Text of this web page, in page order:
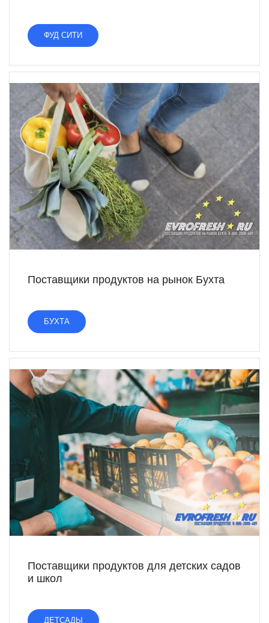
ФУД СИТИ
Поставщики продуктов на рынок Бухта
БУХТА
Поставщики продуктов для детских садов
и школ
ДЕТСАДЫ